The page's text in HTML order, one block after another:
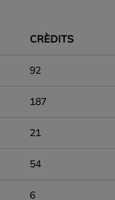
CRÈDITS
92
187
21
54
6